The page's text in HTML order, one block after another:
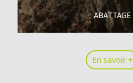
ABATTAGE
En savoir +